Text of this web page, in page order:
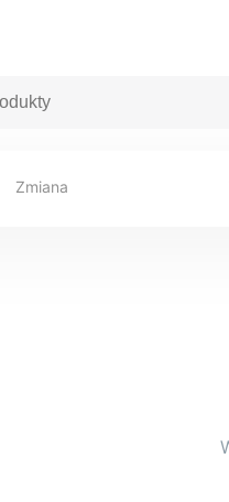
Zmiana